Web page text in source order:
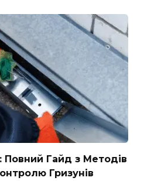
Повний Гайд з Методів
Гризунів